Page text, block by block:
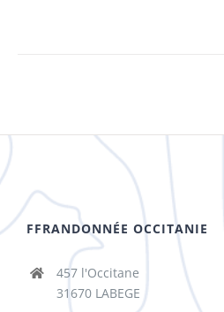
FFRANDONNÉE OCCITANIE
457 l'Occitane
31670 LABEGE